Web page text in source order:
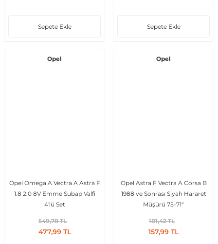
Sepete Ekle Sepete Ekle
Opel
Opel Omega A Vectra A Astra F
1.8 2.0 8V Emme Subap Valfi
4'lü Set
549,78 TL
477,99 TL
Opel
Opel Astra F Vectra A Corsa B
1988 ve Sonrası Siyah Hararet
Müşürü 75-71°
181,42 TL
157,99 TL